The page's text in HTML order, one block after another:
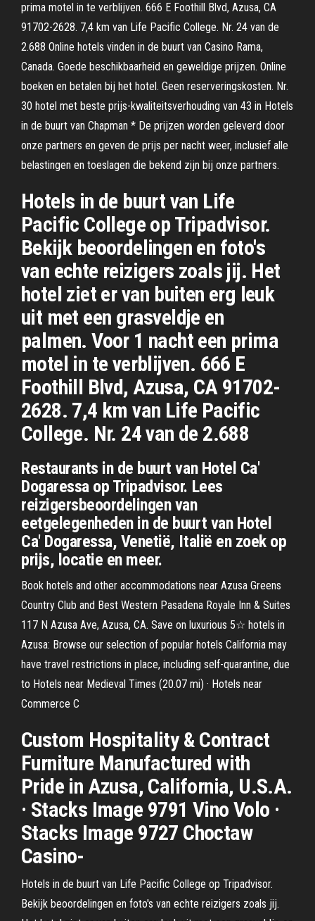
prima motel in te verblijven. 666 E Foothill Blvd, Azusa, CA
91702-2628. 7,4 km van Life Pacific College. Nr. 24 van de
2.688 Online hotels vinden in de buurt van Casino Rama,
Canada. Goede beschikbaarheid en geweldige prijzen. Online
boeken en betalen bij het hotel. Geen reserveringskosten. Nr.
30 hotel met beste prijs-kwaliteitsverhouding van 43 in Hotels
in de buurt van Chapman * De prijzen worden geleverd door
onze partners en geven de prijs per nacht weer, inclusief alle
belastingen en toeslagen die bekend zijn bij onze partners.
Hotels in de buurt van Life
Pacific College op Tripadvisor.
Bekijk beoordelingen en foto's
van echte reizigers zoals jij. Het
hotel ziet er van buiten erg leuk
uit met een grasveldje en
palmen. Voor 1 nacht een prima
motel in te verblijven. 666 E
Foothill Blvd, Azusa, CA 91702-
2628. 7,4 km van Life Pacific
College. Nr. 24 van de 2.688
Restaurants in de buurt van Hotel Ca'
Dogaressa op Tripadvisor. Lees
reizigersbeoordelingen van
eetgelegenheden in de buurt van Hotel
Ca' Dogaressa, Venetië, Italië en zoek op
prijs, locatie en meer.
Book hotels and other accommodations near Azusa Greens
Country Club and Best Western Pasadena Royale Inn & Suites
117 N Azusa Ave, Azusa, CA. Save on luxurious 5☆ hotels in
Azusa: Browse our selection of popular hotels California may
have travel restrictions in place, including self-quarantine, due
to Hotels near Medieval Times (20.07 mi) · Hotels near
Commerce C
Custom Hospitality & Contract
Furniture Manufactured with
Pride in Azusa, California, U.S.A.
· Stacks Image 9791 Vino Volo ·
Stacks Image 9727 Choctaw
Casino-
Hotels in de buurt van Life Pacific College op Tripadvisor.
Bekijk beoordelingen en foto's van echte reizigers zoals jij.